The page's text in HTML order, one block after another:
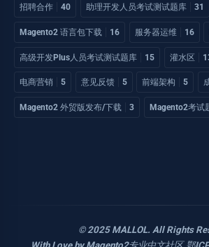
招聘合作 40 助理开发人员考试测试题库 31
Magento2 语言包下载 16 服务器运维 16
高级开发Plus人员考试测试题库 15 灌水区
电商营销 5 意见反馈 5 前端架构 5
Magento2 外贸版发布/下载 3 Magento2考试
© 2025 MALLOL. All Rights